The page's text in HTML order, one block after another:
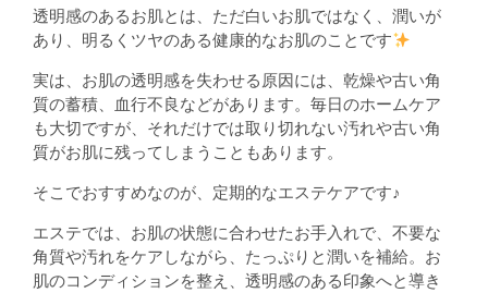
透明感のあるお肌とは、ただ白いお肌ではなく、潤いが
あり、明るくツヤのある健康的なお肌のことです
実は、お肌の透明感を失わせる原因には、乾燥や古い角
質の蓄積、血行不良などがあります。毎日のホームケア
も大切ですが、それだけでは取り切れない汚れや古い角
質がお肌に残ってしまうこともあります。
そこでおすすめなのが、定期的なエステケアです♪
エステでは、お肌の状態に合わせたお手入れで、不要な
角質や汚れをケアしながら、たっぷりと潤いを補給。お
肌のコンディションを整え、透明感のある印象へと導き